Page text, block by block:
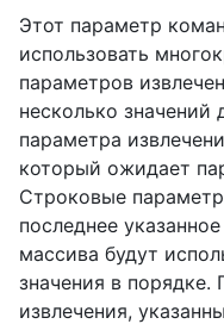
Этот параметр
использовать
параметров
несколько значений
параметра
который ожидает
Строковые
последнее
массива будут
значения в
извлечения,